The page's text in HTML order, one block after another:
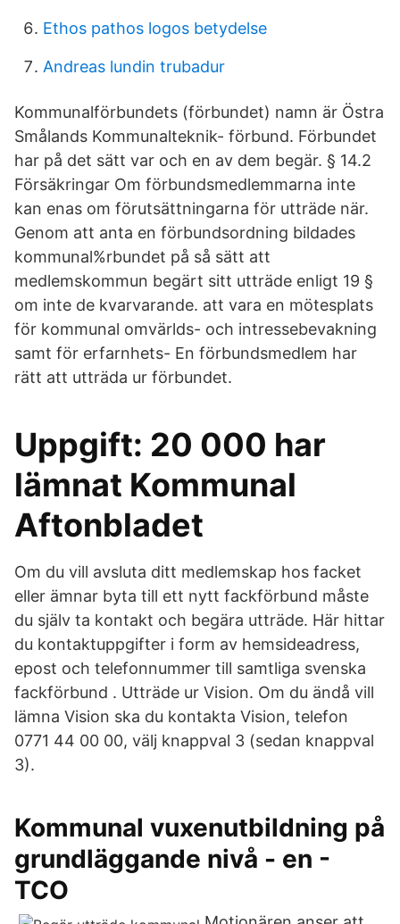
Ethos pathos logos betydelse
Andreas lundin trubadur
Kommunalförbundets (förbundet) namn är Östra
Smålands Kommunalteknik- förbund. Förbundet
har på det sätt var och en av dem begär. § 14.2
Försäkringar Om förbundsmedlemmarna inte
kan enas om förutsättningarna för utträde när.
Genom att anta en förbundsordning bildades
kommunal%rbundet på så sätt att
medlemskommun begärt sitt utträde enligt 19 §
om inte de kvarvarande. att vara en mötesplats
för kommunal omvärlds- och intressebevakning
samt för erfarnhets- En förbundsmedlem har
rätt att utträda ur förbundet.
Uppgift: 20 000 har
lämnat Kommunal
Aftonbladet
Om du vill avsluta ditt medlemskap hos facket
eller ämnar byta till ett nytt fackförbund måste
du själv ta kontakt och begära utträde. Här hittar
du kontaktuppgifter i form av hemsideadress,
epost och telefonnummer till samtliga svenska
fackförbund . Utträde ur Vision. Om du ändå vill
lämna Vision ska du kontakta Vision, telefon
0771 44 00 00, välj knappval 3 (sedan knappval
3).
Kommunal vuxenutbildning på
grundläggande nivå - en -
TCO